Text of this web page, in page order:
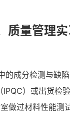
量管理
成分检测与缺陷
）或出货检验
做过材料性能测